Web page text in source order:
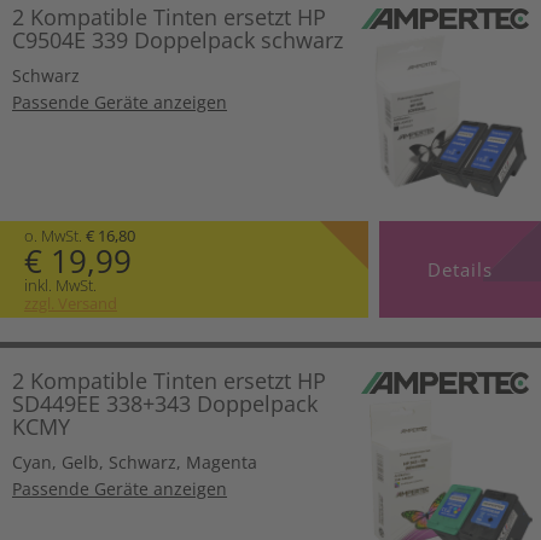
2 Kompatible Tinten ersetzt HP
C9504E 339 Doppelpack schwarz
Schwarz
Passende Geräte anzeigen
o. MwSt. € 16,80
€ 19,99
inkl. MwSt.
zzgl. Versand
Details
2 Kompatible Tinten ersetzt HP
SD449EE 338+343 Doppelpack
KCMY
Cyan, Gelb, Schwarz, Magenta
Passende Geräte anzeigen